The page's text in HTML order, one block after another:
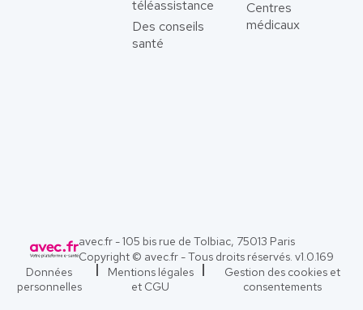
téléassistance
Des conseils
santé
Centres
médicaux
avec.fr - 105 bis rue de Tolbiac, 75013 Paris
Copyright © avec.fr - Tous droits réservés. v1.0.169
Données
personnelles
Mentions légales
et CGU
Gestion des cookies et
consentements